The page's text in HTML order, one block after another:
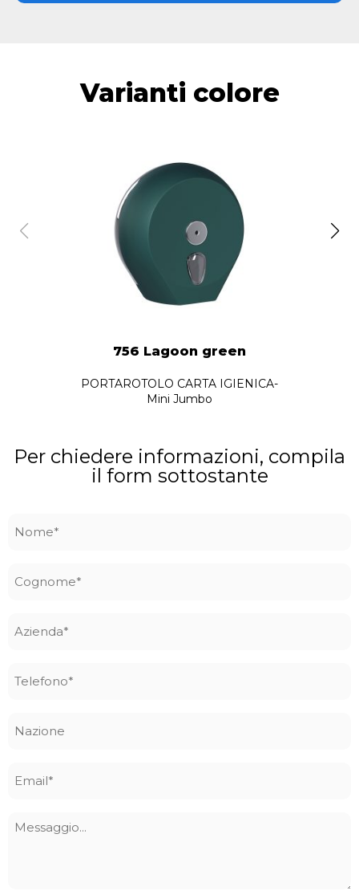
Varianti colore
756 Lagoon green
PORTAROTOLO CARTA IGIENICA-
Mini Jumbo
Per chiedere informazioni, compila
il form sottostante
Messaggio